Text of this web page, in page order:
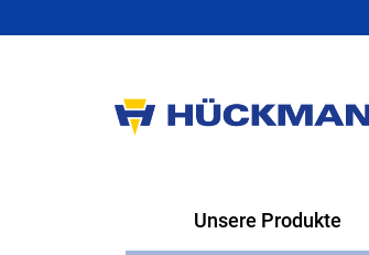
Unsere Produkte